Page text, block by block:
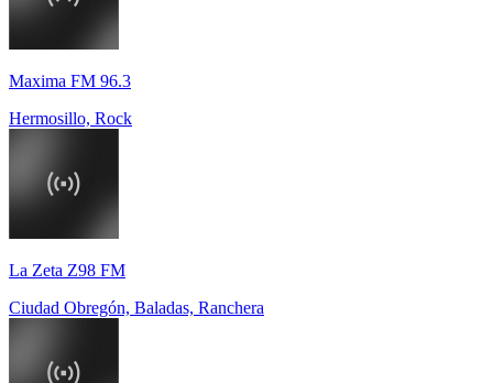
Maxima FM 96.3
Hermosillo, Rock
La Zeta Z98 FM
Ciudad Obregón, Baladas, Ranchera